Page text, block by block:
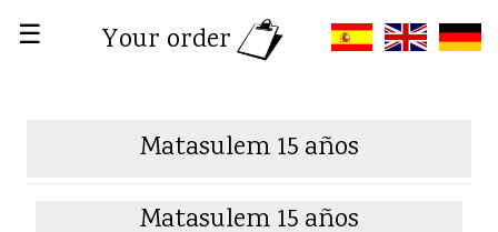
☰ Your order
Matasulem 15 años
Matasulem 15 años